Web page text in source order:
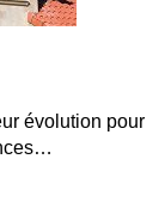
Entre